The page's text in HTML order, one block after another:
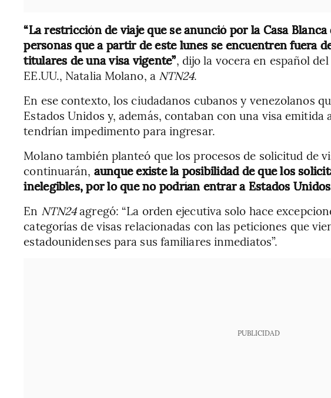
“La restricción de viaje que se anunció por la Casa
personas que a partir de este lunes se encuentren fuera
titulares de una visa vigente”, dijo la vocera en español
EE.UU., Natalia Molano, a NTN24.
En ese contexto, los ciudadanos cubanos y venezolanos
Estados Unidos y, además, contaban con una visa emitida
tendrían impedimento para ingresar.
Molano también planteó que los procesos de solicitud de
continuarán, aunque existe la posibilidad de que los
inelegibles, por lo que no podrían entrar a Estados
En NTN24agregó: “La orden ejecutiva solo hace
categorías de visas relacionadas con las peticiones que
estadounidenses para sus familiares inmediatos”.
PUBLICIDAD